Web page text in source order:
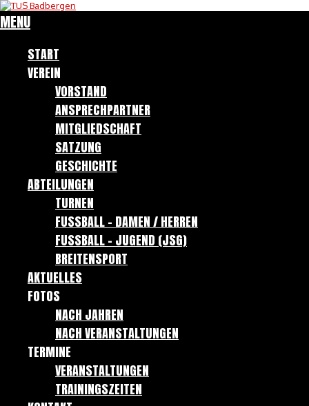
MENU
START
VEREIN
VORSTAND
ANSPRECHPARTNER
MITGLIEDSCHAFT
SATZUNG
GESCHICHTE
ABTEILUNGEN
TURNEN
FUSSBALL – DAMEN / HERREN
FUSSBALL – JUGEND (JSG)
BREITENSPORT
AKTUELLES
FOTOS
NACH JAHREN
NACH VERANSTALTUNGEN
TERMINE
VERANSTALTUNGEN
TRAININGSZEITEN